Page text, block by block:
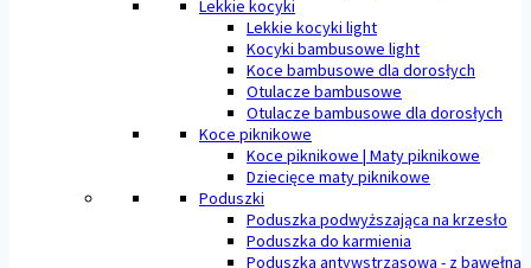
Lekkie kocyki
Lekkie kocyki light
Kocyki bambusowe light
Koce bambusowe dla dorosłych
Otulacze bambusowe
Otulacze bambusowe dla dorosłych
Koce piknikowe
Koce piknikowe | Maty piknikowe
Dziecięce maty piknikowe
Poduszki
Poduszka podwyższająca na krzesło
Poduszka do karmienia
Poduszka antywstrząsowa - z bawełną